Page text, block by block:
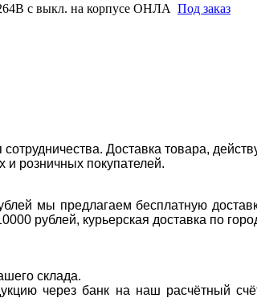
с выкл. на корпусе ОНЛА Под заказ
Доставка товара,
розничных покупателей.
мы предлагаем бесплатную
рублей, курьерская доставка по
склада.
через банк на наш расчётный